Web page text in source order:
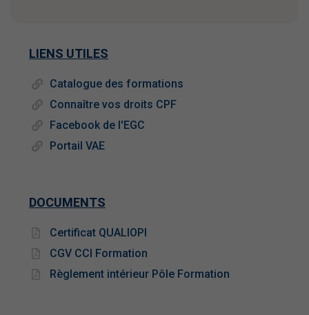
LIENS UTILES
Catalogue des formations
Connaître vos droits CPF
Facebook de l'EGC
Portail VAE
DOCUMENTS
Certificat QUALIOPI
CGV CCI Formation
Règlement intérieur Pôle Formation